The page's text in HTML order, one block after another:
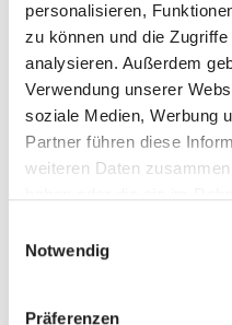
personalisieren,
zu können und die
analysieren. Außerdem
Verwendung unserer
soziale Medien, Werbung
Partner führen diese
weiteren Daten
Notwendig
Präferenzen
Kühlschrank mit
Kompressor-
Sanitär
Cassetten-Toilette
Frischwassertank